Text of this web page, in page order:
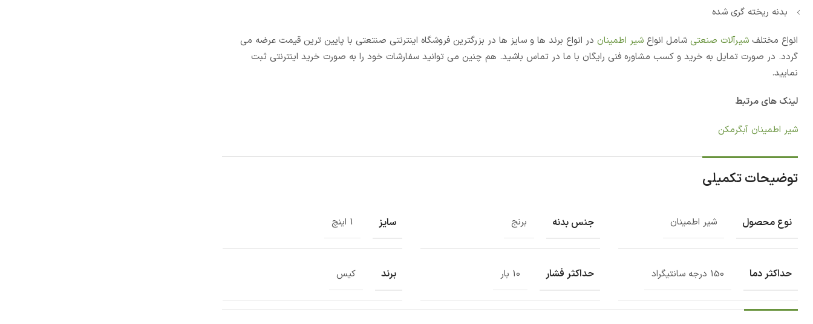
بدنه ریخته گری شده
انواع مختلف شیرآلات صنعتی شامل انواع شیر اطمینان در انواع برند ها و سایز ها در بزرگترین فروشگاه اینترنتی صنتعتی با پایین ترین قیمت عرضه می
گردد. در صورت تمایل به خرید و کسب مشاوره فنی رایگان با ما در تماس باشید. هم چنین می توانید سفارشات خود را به صورت خرید اینترنتی ثبت
نمایید.
لینک های مرتبط
شیر اطمینان آبگرمکن
توضیحات تکمیلی
نوع محصول شیر اطمینان جنس بدنه برنج سایز 1 اینچ
حداکثر دما 150 درجه سانتیگراد حداکثر فشار 10 بار برند کیس